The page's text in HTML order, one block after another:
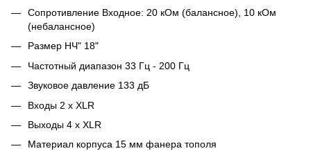
Сопротивление Входное: 20 кОм (балансное), 10 кОм
(небалансное)
Размер НЧ" 18"
Частотный диапазон 33 Гц - 200 Гц
Звуковое давление 133 дБ
Входы 2 х XLR
Выходы 4 х XLR
Материал корпуса 15 мм фанера тополя